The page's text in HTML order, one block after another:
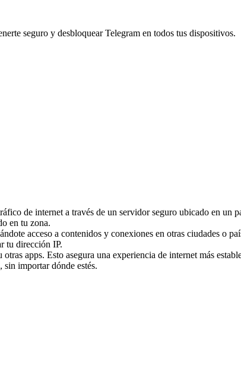
seguro y desbloquear Telegram en todos tus dispositivos.
de internet a través de un servidor seguro ubicado en un
en tu zona.
acceso a contenidos y conexiones en otras ciudades o
tu dirección IP.
apps. Esto asegura una experiencia de internet más
importar dónde estés.